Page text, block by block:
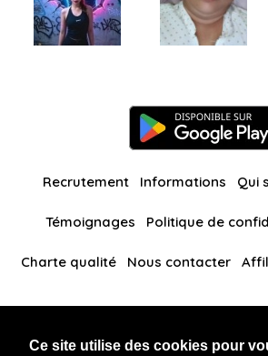
Ce site utilise des cookies pour
Recrutement Informations Qui
Témoignages Politique de
Charte qualité Nous contacter